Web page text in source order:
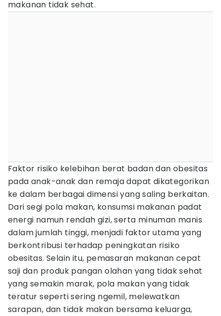
makanan tidak sehat.
Faktor risiko kelebihan berat badan dan obesitas
pada anak-anak dan remaja dapat dikategorikan
ke dalam berbagai dimensi yang saling berkaitan.
Dari segi pola makan, konsumsi makanan padat
energi namun rendah gizi, serta minuman manis
dalam jumlah tinggi, menjadi faktor utama yang
berkontribusi terhadap peningkatan risiko
obesitas. Selain itu, pemasaran makanan cepat
saji dan produk pangan olahan yang tidak sehat
yang semakin marak, pola makan yang tidak
teratur seperti sering ngemil, melewatkan
sarapan, dan tidak makan bersama keluarga,